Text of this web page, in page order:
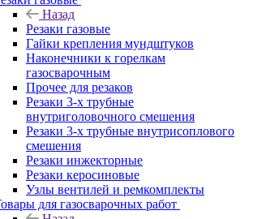
Назад
Резаки газовые
Гайки крепления мундштуков
Наконечники к горелкам
газосварочным
Прочее для резаков
Резаки 3-х трубные
внутриголовочного смешения
Резаки 3-х трубные внутрисоплового
смешения
Резаки инжекторные
Резаки керосиновые
Узлы вентилей и ремкомплекты
для газосварочных работ